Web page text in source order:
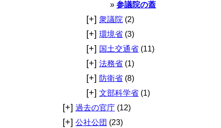
参議院の蓋
[+] 衆議院 (2)
[+] 環境省 (3)
[+] 国土交通省 (11)
[+] 法務省 (1)
[+] 防衛省 (8)
[+] 文部科学省 (1)
[+] 過去の官庁 (12)
[+] 公社公団 (23)